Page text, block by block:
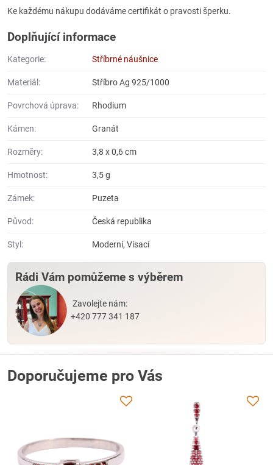
Ke každému nákupu dodáváme certifikát o pravosti šperku.
Doplňující informace
Kategorie: Stříbrné náušnice
Materiál: Stříbro Ag 925/1000
Povrchová úprava: Rhodium
Kámen: Granát
Rozměry: 3,8 x 0,6 cm
Hmotnost: 3,5 g
Zámek: Puzeta
Původ: Česká republika
Styl: Moderní, Visací
Rádi Vám pomůžeme s výběrem
Zavolejte nám:
+420 777 341 187
Doporučujeme pro Vás